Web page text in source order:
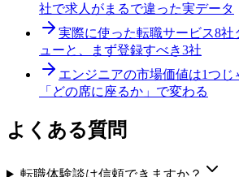
社で求人がまるで違った実データ
実際に使った転職サービス8社
ューと、まず登録すべき3社
エンジニアの市場価値は1つじ
「どの席に座るか」で変わる
よくある質問
転職体験談は信頼できますか？